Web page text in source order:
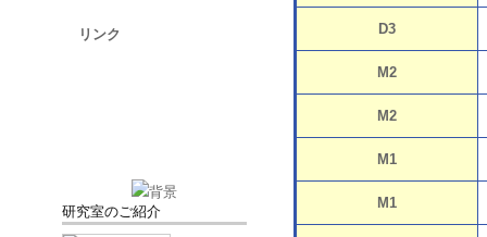
リンク
研究室のご紹介
D3
M2
M2
M1
M1